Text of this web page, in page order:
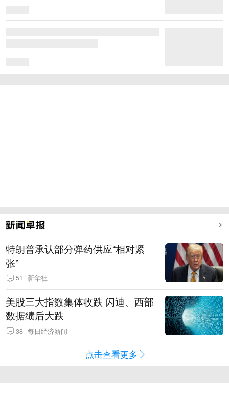
特朗普承认部分弹药供应“相对紧
张”
51 新华社
美股三大指数集体收跌 闪迪、西部
数据绩后大跌
38 每日经济新闻
点击查看更多